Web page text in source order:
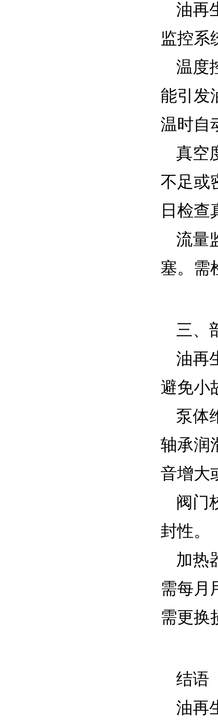
油再
监控系
温度
能引发
温时自
真空
不足或
日检查
流量
塞。需
三、
油再
避免小
泵体
轴承润
音增大
阀门
封性。
加热
需每月
需更换
结语
油再